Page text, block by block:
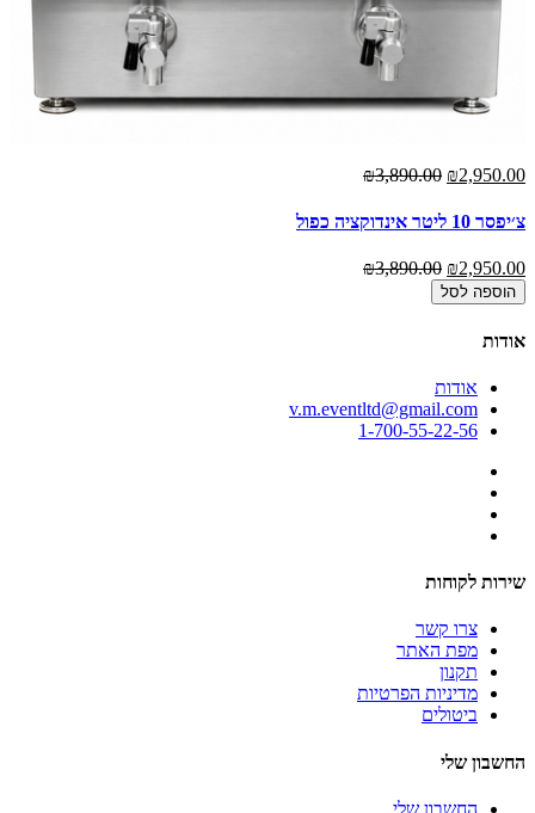
₪2,950.00
₪3,890.00
צ׳יפסר 10 ליטר אינדוקציה כפול
₪2,950.00
₪3,890.00
הוספה לסל
אודות
אודות
v.m.eventltd@gmail.com
1-700-55-22-56
שירות לקוחות
צרו קשר
מפת האתר
תקנון
מדיניות הפרטיות
ביטולים
החשבון שלי
החשבון שלי